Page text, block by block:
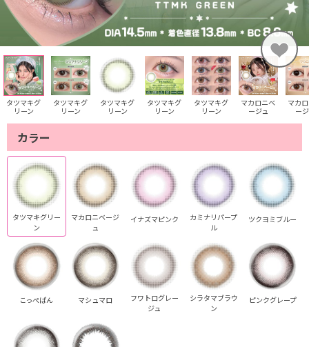
タツマキグ
リーン
タツマキグ
リーン
タツマキグ
リーン
タツマキグ
リーン
タツマキグ
リーン
マカロニベ
ージュ
マカ
ー
カラー
タツマキグリー
ン
マカロニベージ
ュ
イナズマピンク
カミナリパープ
ル
ツクヨミブルー
こっぺぱん マシュマロ
フワトログレー
ジュ
シラタマブラウ
ン
ピンクグレープ